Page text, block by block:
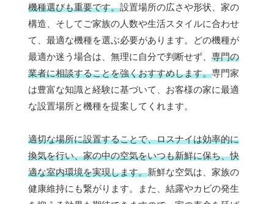
機種選びも重要です。設置場所の広さや形状、家の
構造、そしてご家族の人数や生活スタイルに合わせ
て、最適な機種を選ぶ必要があります。どの機種が
最適か迷う場合は、無理に自分で判断せず、 専門の
業者に相談することを強くおすすめします。専門家
は豊富な知識と経験に基づいて、お客様の家に最適
な設置場所と機種を提案してくれます。
適切な場所に設置することで、ロスナイは効率的に
換気を行い、家の中の空気をいつも新鮮に保ち、快
適な室内環境を実現します。新鮮な空気は、家族の
健康維持にも繋がります。また、結露やカビの発生